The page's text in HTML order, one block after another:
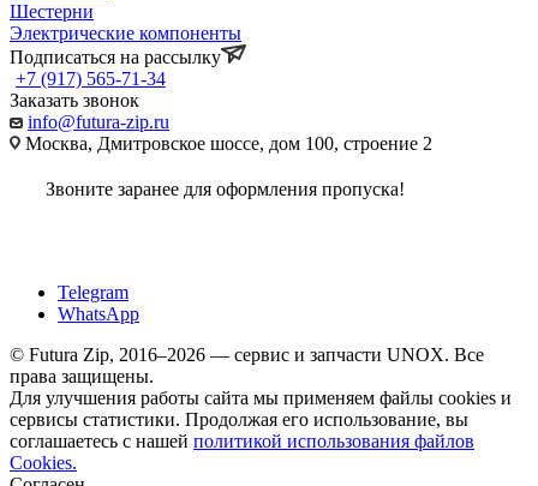
Шестерни
Электрические компоненты
Подписаться на рассылку
+7 (917) 565-71-34
Заказать звонок
info@futura-zip.ru
Москва, Дмитровское шоссе, дом 100, строение 2
Звоните заранее для оформления пропуска!
Telegram
WhatsApp
© Futura Zip, 2016–2026 — сервис и запчасти UNOX. Все
права защищены.
Для улучшения работы сайта мы применяем файлы cookies и
сервисы статистики. Продолжая его использование, вы
соглашаетесь с нашей политикой использования файлов
Cookies.